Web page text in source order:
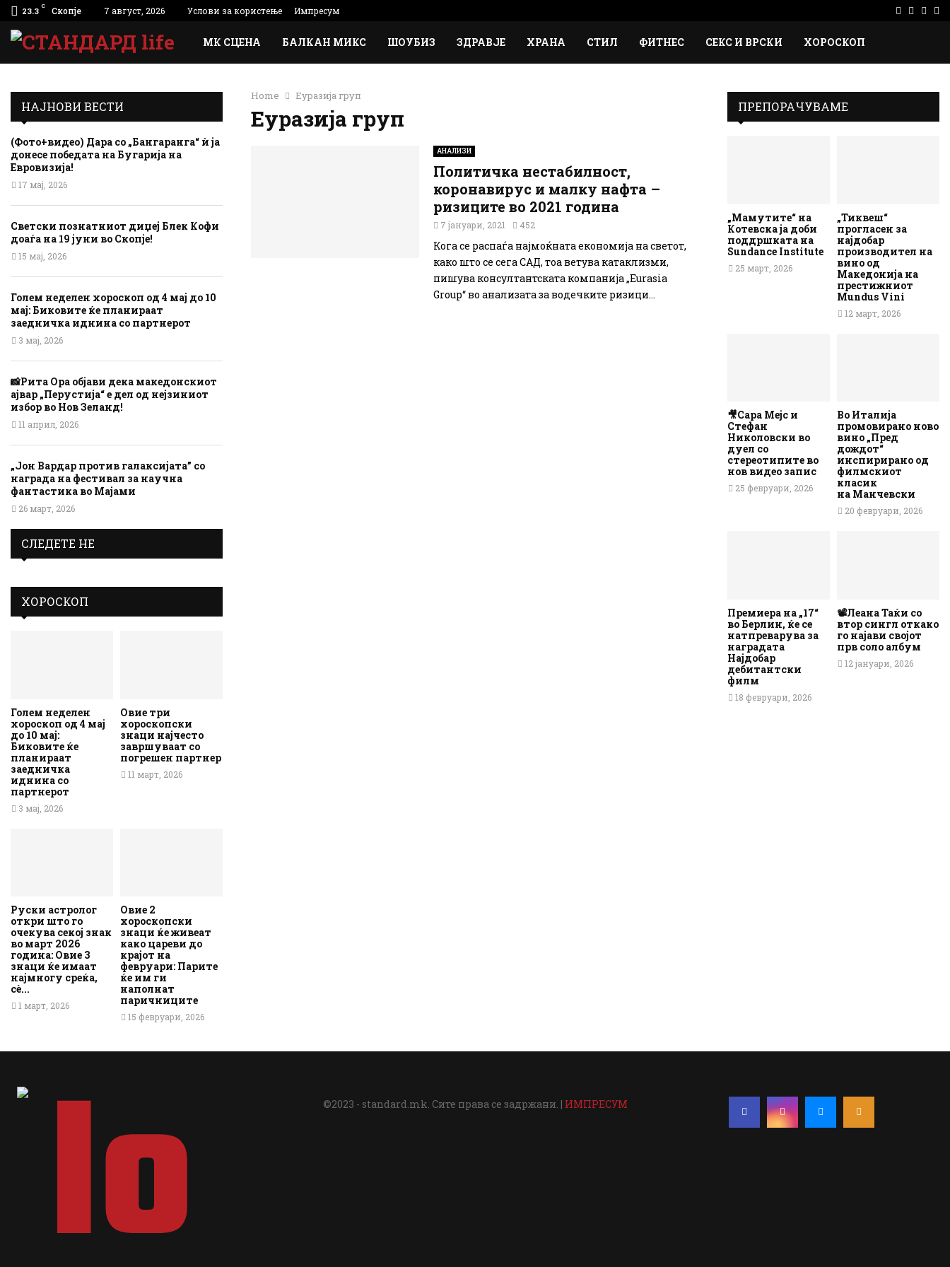
23.3 C Скопје 7 август, 2026 Услови за користење Импресум Facebook
МК СЦЕНА БАЛКАН МИКС ШОУБИЗ ЗДРАВЈЕ ХРАНА СТИЛ ФИТНЕС СЕКС И ВРСКИ ХОРОСКОП
Home Еуразија груп
Еуразија груп
АНАЛИЗИ
Политичка нестабилност,
коронавирус и малку нафта –
ризиците во 2021 година
7 јануари, 2021 452
Кога се распаѓа најмоќната економија на светот,
како што се сега САД, тоа ветува катаклизми,
пишува консултантската компанија „Eurasia
Group“ во анализата за водечките ризици...
НАЈНОВИ ВЕСТИ
(Фото+видео) Дара со „Бангаранга“ ѝ ја
донесе победата на Бугарија на
Евровизија!
17 мај, 2026
Светски познатниот диџеј Блек Кофи
доаѓа на 19 јуни во Скопје!
15 мај, 2026
Голем неделен хороскоп од 4 мај до 10
мај: Биковите ќе планираат
заедничка иднина со партнерот
3 мај, 2026
📸Рита Ора објави дека македонскиот
ајвар „Перустија“ е дел од нејзиниот
избор во Нов Зеланд!
11 април, 2026
„Јон Вардар против галаксијата” со
награда на фестивал за научна
фантастика во Мајами
26 март, 2026
СЛЕДЕТЕ НЕ
ХОРОСКОП
Голем неделен
хороскоп од 4 мај
до 10 мај:
Биковите ќе
планираат
заедничка
иднина со
партнерот
3 мај, 2026
Овие три
хороскопски
знаци најчесто
завршуваат со
погрешен партнер
11 март, 2026
Руски астролог
откри што го
очекува секој знак
во март 2026
година: Овие 3
знаци ќе имаат
најмногу среќа,
сè...
1 март, 2026
Овие 2
хороскопски
знаци ќе живеат
како цареви до
крајот на
февруари: Парите
ќе им ги
наполнат
паричниците
15 февруари, 2026
ПРЕПОРАЧУВАМЕ
„Мамутите“ на
Котевска ја доби
поддршката на
Sundance Institute
25 март, 2026
„Тиквеш“
прогласен за
најдобар
производител на
вино од
Македонија на
престижниот
Mundus Vini
12 март, 2026
🎥Сара Мејс и
Стефан
Николовски во
дуел со
стереотипите во
нов видео запис
25 февруари, 2026
Во Италија
промовирано ново
вино „Пред
дождот“
инспирирано од
филмскиот
класик
на Манчевски
20 февруари, 2026
Премиера на „17“
во Берлин, ќе се
натпреварува за
наградата
Најдобар
дебитантски
филм
18 февруари, 2026
📽️Леана Таќи со
втор сингл откако
го најави својот
прв соло албум
12 јануари, 2026
©2023 - standard.mk. Сите права се задржани. | ИМПРЕСУМ